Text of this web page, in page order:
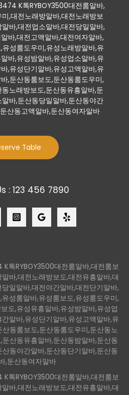
K톡RYBOY3500대전룸알바,
,대전노래방알바,대전노래방보
바,대전업소알바,대전당일알바,
바,대전고액알바,대전여자알바,
성룸도우미,유성노래방알바,유
바,유성밤알바,유성업소알바,유
,유성단기알바,유성고액알바,유
,둔산동룸보도,둔산동룸도우미,
노래방보도,둔산동유흥알바,둔
바,둔산동당일알바,둔산동야간
산동고액알바,둔산동여자알바
Table
: 123 456 7890
톡RYBOY3500대전룸알바,대전룸보
바,대전노래방보도,대전유흥알바,대
일알바,대전야간알바,대전단기알바,
성룸알바,유성룸보도,유성룸도우미,
도,유성유흥알바,유성밤알바,유성업
알바,유성단기알바,유성고액알바,유
동룸보도,둔산동룸도우미,둔산동노
산동유흥알바,둔산동밤알바,둔산동
동야간알바,둔산동단기알바,둔산동
,둔산동여자알바
톡RYBOY3500대전룸알바,대전룸보
바,대전노래방보도,대전유흥알바,대